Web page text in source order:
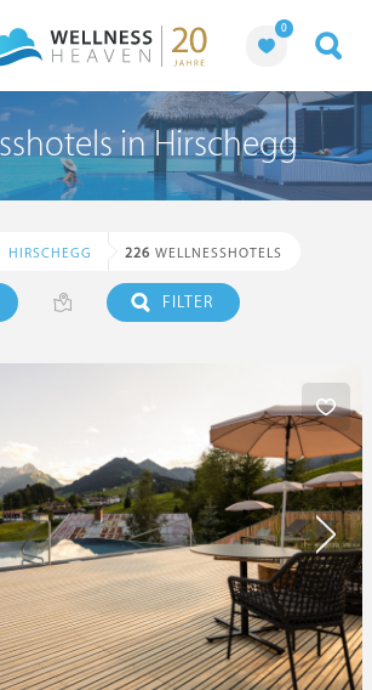
0
in Hirschegg
HIRSCHEGG 226 WELLNESSHOTELS
FILTER